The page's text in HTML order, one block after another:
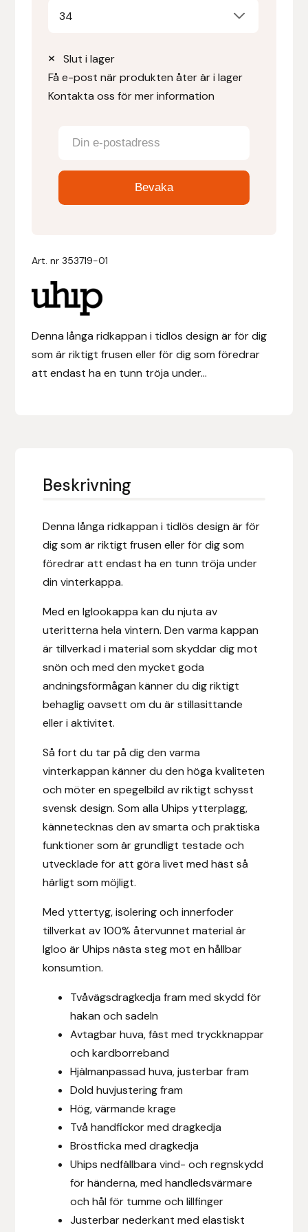
34
Slut i lager
Få e-post när produkten åter är i lager
Kontakta oss för mer information
Art. nr353719-01
Denna långa ridkappan i tidlös design är för dig
som är riktigt frusen eller för dig som föredrar
att endast ha en tunn tröja under...
Beskrivning
Denna långa ridkappan i tidlös design är för
dig som är riktigt frusen eller för dig som
föredrar att endast ha en tunn tröja under
din vinterkappa.
Med en Iglookappa kan du njuta av
uteritterna hela vintern. Den varma kappan
är tillverkad i material som skyddar dig mot
snön och med den mycket goda
andningsförmågan känner du dig riktigt
behaglig oavsett om du är stillasittande
eller i aktivitet.
Så fort du tar på dig den varma
vinterkappan känner du den höga kvaliteten
och möter en spegelbild av riktigt schysst
svensk design. Som alla Uhips ytterplagg,
kännetecknas den av smarta och praktiska
funktioner som är grundligt testade och
utvecklade för att göra livet med häst så
härligt som möjligt.
Med yttertyg, isolering och innerfoder
tillverkat av 100% återvunnet material är
Igloo är Uhips nästa steg mot en hållbar
konsumtion.
Tvåvägsdragkedja fram med skydd för
hakan och sadeln
Avtagbar huva, fäst med tryckknappar
och kardborreband
Hjälmanpassad huva, justerbar fram
Dold huvjustering fram
Hög, värmande krage
Två handfickor med dragkedja
Bröstficka med dragkedja
Uhips nedfällbara vind- och regnskydd
för händerna, med handledsvärmare
och hål för tumme och lillfinger
Justerbar nederkant med elastiskt
Denni Design / Bomber Bits
Draupnir
E.A. Mattes
Eclipse Biofarmab
Eldorado
Epona bokförlag
Equipage
Eric LeTixerant
Eskadron
Fákur Rideudstyr
Furminator
G Boots
Globus Sport
Gysinge
Hansbo Sport
Hesta Gallery
Horse Guard
Islandshästspecialisten